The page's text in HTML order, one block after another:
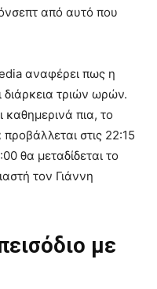
από αυτό που
αναφέρει πως η
τριών ωρών.
πια, το
στις 22:15
θα μεταδίδεται το
τον Γιάννη
με